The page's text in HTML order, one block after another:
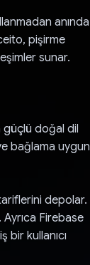
anında
pişirme
sunar.
güçlü doğal dil
bağlama uygun
depolar.
Firebase
kullanıcı